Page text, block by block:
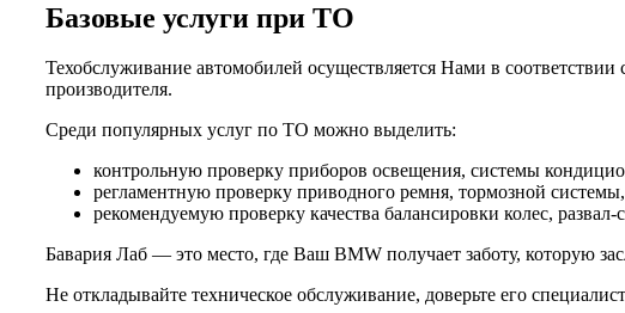
Базовые услуги при ТО
Техобслуживание автомобилей осуществляется Нами в
производителя.
Среди популярных услуг по ТО можно выделить:
контрольную проверку приборов освещения, системы
регламентную проверку приводного ремня, тормозной
рекомендуемую проверку качества балансировки колес,
Бавария Лаб — это место, где Ваш BMW получает заботу, которую
Не откладывайте техническое обслуживание, доверьте его